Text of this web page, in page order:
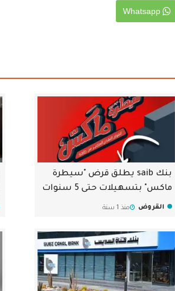
بنك saib يطلق قرض "سيطرة
ماكس" بتسهيلات حتى 5 سنوات
القروض منذ 1 سنة